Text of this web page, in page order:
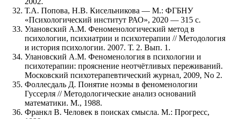
Т.А. Попова, Н.В. Кисельникова — М.: ФГБНУ
«Психологический институт РАО», 2020 — 315 с.
Улановский А.М. Феноменологический метод в
психологии, психиатрии и психотерапии // Методология
и история психологии. 2007. Т. 2. Вып. 1.
Улановский А.М. Феноменология в психологии и
психотерапии: прояснение неотчётливых переживаний.
Московский психотерапевтический журнал, 2009, No 2.
Фоллесдаль Д. Понятие ноэмы в феноменологии
Гуссерля // Методологические анализ оснований
математики. М., 1988.
Франкл В. Человек в поисках смысла. М.: Прогресс,